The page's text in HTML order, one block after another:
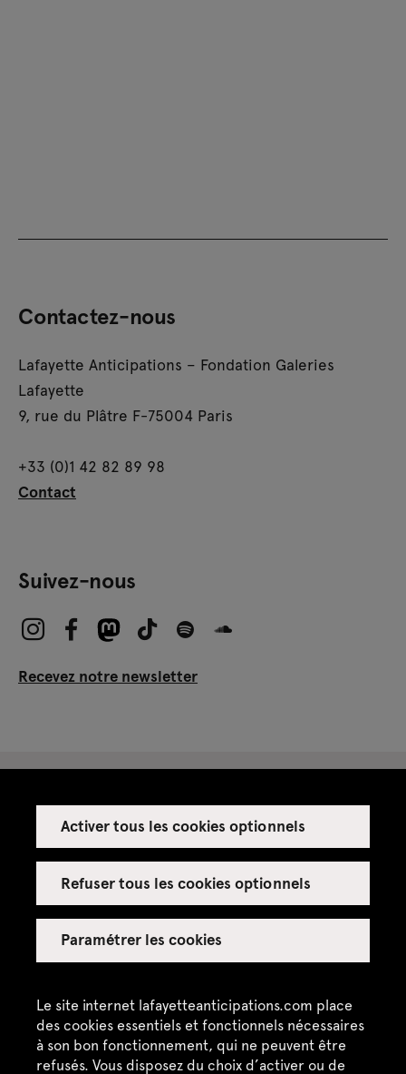
Le site internet lafayetteanticipations.com place
des cookies essentiels et fonctionnels nécessaires
à son bon fonctionnement, qui ne peuvent être
refusés. Vous disposez du choix d’activer ou de
Activer tous les cookies optionnels
Refuser tous les cookies optionnels
Paramétrer les cookies
Contactez-nous
Lafayette Anticipations – Fondation Galeries
Lafayette
9, rue du Plâtre F-75004 Paris
+33 (0)1 42 82 89 98
Contact
Suivez-nous
Recevez notre newsletter
Espace presse
Espace enseignant·es
Espace privatisations
Crédits
Mentions légales
Politique de confidentialité